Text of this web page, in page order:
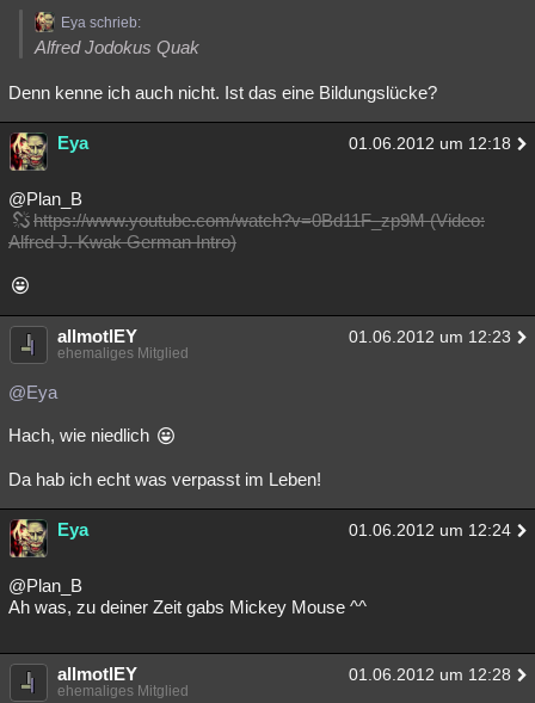
Philosophie Träume
Musik Clash Verbesserungen Allmystery English
Übersichten
Besucht
Lesenswert Schlüsselwörter
Eya schrieb:
Alfred Jodokus Quak
Denn kenne ich auch nicht. Ist das eine Bildungslücke?
Eya 01.06.2012 um 12:18
@Plan_B
https://www.youtube.com/watch?v=0Bd11F_zp9M (Video:
Alfred J. Kwak German Intro)
allmotlEY 01.06.2012 um 12:23
ehemaliges Mitglied
@Eya
Hach, wie niedlich
Da hab ich echt was verpasst im Leben!
Eya 01.06.2012 um 12:24
@Plan_B
Ah was, zu deiner Zeit gabs Mickey Mouse ^^
allmotlEY 01.06.2012 um 12:28
ehemaliges Mitglied